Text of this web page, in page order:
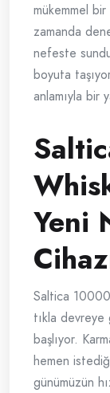
mükemmel bir
zamanda
nefeste
boyuta
anlamıyla bir
Yeni
Saltica
tıkla devreye
başlıyor.
hemen
günümüzün